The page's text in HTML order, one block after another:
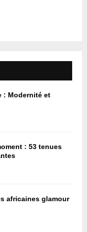
: Modernité et
: 53 tenues
africaines glamour